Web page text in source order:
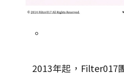
。
2013年起，Filter017